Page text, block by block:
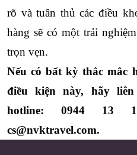
rõ và tuân thủ các điều
hàng sẽ có một trải
trọn vẹn.
Nếu có bất kỳ thắc mắc
điều kiện này, hãy
hotline: 0944 13
cs@nvktravel.com.